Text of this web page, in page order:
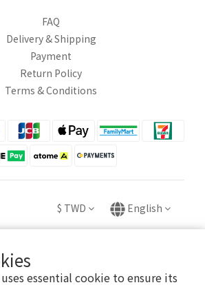
essential cookie to ensure its
FAQ
Delivery & Shipping
Payment
Return Policy
Terms & Conditions
$ TWD English
YING INTERNATIONAL TRADE CO., LTD.